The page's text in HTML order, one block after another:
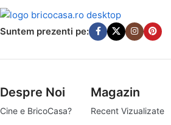
Suntem prezenti pe:
Despre Noi
Cine e BricoCasa?
Magazin
Recent Vizualizate